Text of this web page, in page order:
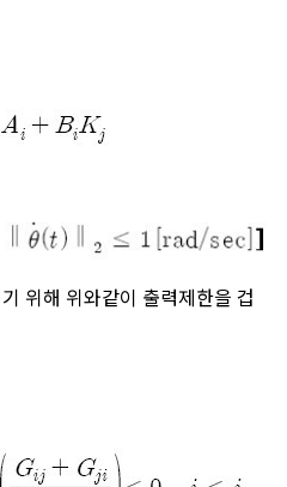
위해 위와같이 출력제한을 겁